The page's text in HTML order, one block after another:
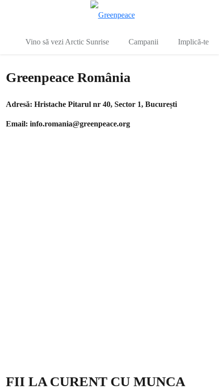
Vino să vezi Arctic Sunrise Campanii Implică-te
Greenpeace România
Adresă: Hristache Pitarul nr 40, Sector 1, București
Email: info.romania@greenpeace.org
FII LA CURENT CU MUNCA